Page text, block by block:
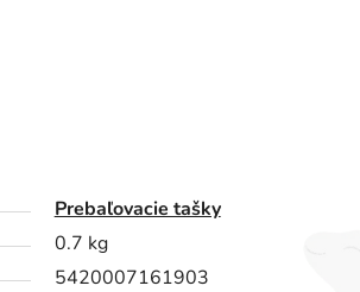
Prebaľovacie tašky
0.7 kg
5420007161903